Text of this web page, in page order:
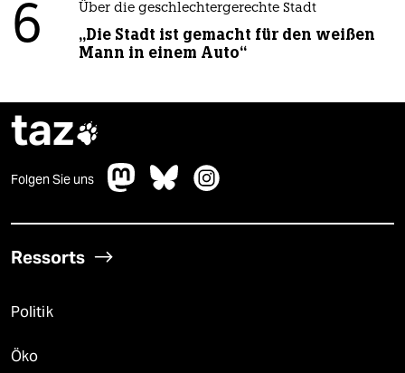
6 Über die geschlechtergerechte Stadt
„Die Stadt ist gemacht für den weißen
Mann in einem Auto“
taz
Folgen Sie uns
Ressorts
Politik
Öko